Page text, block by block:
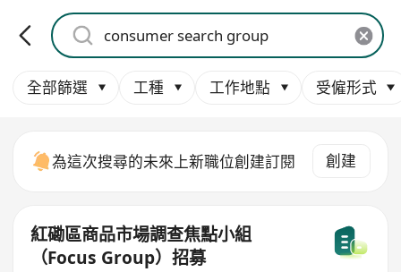
全部篩選 工種 工作地點 受僱形式
為這次搜尋的未來上新職位創建訂閱 創建
紅磡區商品市場調查焦點小組
（Focus Group）招募